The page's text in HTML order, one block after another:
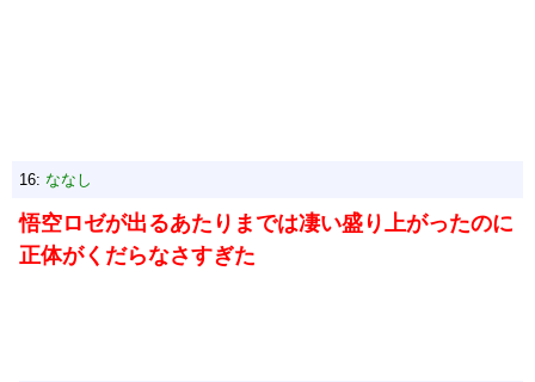
16: ななし
悟空ロゼが出るあたりまでは凄い盛り上がったのに
正体がくだらなさすぎた